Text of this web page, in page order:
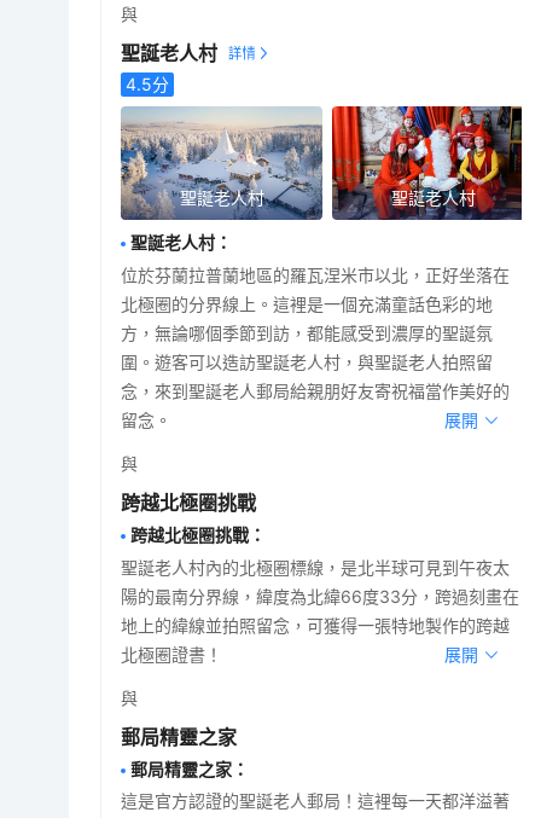
與
聖誕老人村
4.5分
聖誕老人村 聖誕老人村
聖誕老人村 ：
位於芬蘭拉普蘭地區的羅瓦涅米市以北，正好坐落在
北極圈的分界線上。這裡是一個充滿童話色彩的地
方，無論哪個季節到訪，都能感受到濃厚的聖誕氛
圍。遊客可以造訪聖誕老人村，與聖誕老人拍照留
念，來到聖誕老人郵局給親朋好友寄祝福當作美好的
留念。
展開
與
跨越北極圈挑戰
跨越北極圈挑戰 ：
聖誕老人村內的北極圈標線，是北半球可見到午夜太
陽的最南分界線，緯度為北緯66度33分，跨過刻畫在
地上的緯線並拍照留念，可獲得一張特地製作的跨越
北極圈證書！
展開
與
郵局精靈之家
郵局精靈之家 ：
這是官方認證的聖誕老人郵局！這裡每一天都洋溢著